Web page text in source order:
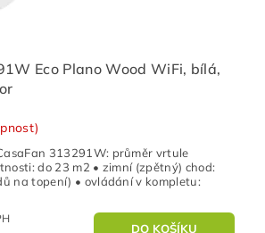
Eco Plano Wood WiFi, bílá,
313291W: průměr vrtule
do 23 m2 • zimní (zpětný) chod:
na topení) • ovládání v kompletu: